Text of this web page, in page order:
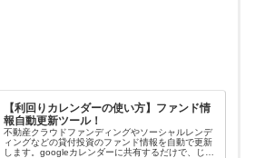
【利回りカレンダーの使い方】ファンド情
報自動更新ツール！
不動産クラウドファンディングやソーシャルレンデ
ィングなどの貸付投資のファンド情報を自動で更新
します。googleカレンダーに共有するだけで、じぇ